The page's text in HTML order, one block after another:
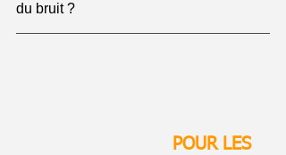
du bruit ?
POUR LES